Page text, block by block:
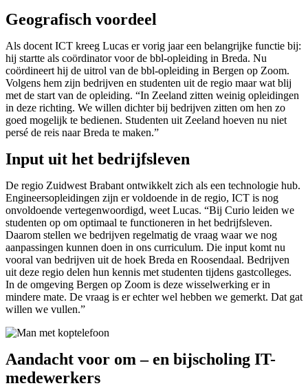
Geografisch voordeel
Als docent ICT kreeg Lucas er vorig jaar een belangrijke functie bij:
hij startte als coördinator voor de bbl-opleiding in Breda. Nu
coördineert hij de uitrol van de bbl-opleiding in Bergen op Zoom.
Volgens hem zijn bedrijven en studenten uit de regio maar wat blij
met de start van de opleiding. “In Zeeland zitten weinig opleidingen
in deze richting. We willen dichter bij bedrijven zitten om hen zo
goed mogelijk te bedienen. Studenten uit Zeeland hoeven nu niet
persé de reis naar Breda te maken.”
Input uit het bedrijfsleven
De regio Zuidwest Brabant ontwikkelt zich als een technologie hub.
Engineersopleidingen zijn er voldoende in de regio, ICT is nog
onvoldoende vertegenwoordigd, weet Lucas. “Bij Curio leiden we
studenten op om optimaal te functioneren in het bedrijfsleven.
Daarom stellen we bedrijven regelmatig de vraag waar we nog
aanpassingen kunnen doen in ons curriculum. Die input komt nu
vooral van bedrijven uit de hoek Breda en Roosendaal. Bedrijven
uit deze regio delen hun kennis met studenten tijdens gastcolleges.
In de omgeving Bergen op Zoom is deze wisselwerking er in
mindere mate. De vraag is er echter wel hebben we gemerkt. Dat gat
willen we vullen.”
Aandacht voor om – en bijscholing IT-
medewerkers